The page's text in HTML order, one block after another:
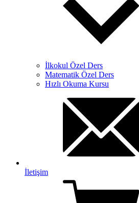
İlkokul Özel Ders
Matematik Özel Ders
Hızlı Okuma Kursu
İletişim